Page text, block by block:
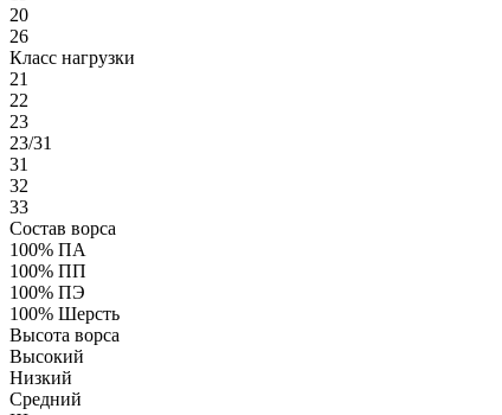
20
26
Класс нагрузки
21
22
23
23/31
31
32
33
Состав ворса
100% ПА
100% ПП
100% ПЭ
100% Шерсть
Высота ворса
Высокий
Низкий
Средний